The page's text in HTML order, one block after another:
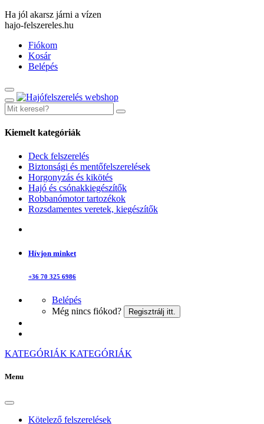
Ha jól akarsz járni a vízen
hajo-felszereles.hu
Fiókom
Kosár
Belépés
Kiemelt kategóriák
Deck felszerelés
Biztonsági és mentőfelszerelések
Horgonyzás és kikötés
Hajó és csónakkiegészítők
Robbanómotor tartozékok
Rozsdamentes veretek, kiegészítők
Hívjon minket
+36 70 325 6986
Belépés
Még nincs fiókod?
Regisztrálj itt.
KATEGÓRIÁK KATEGÓRIÁK
Menu
Kötelező felszerelések